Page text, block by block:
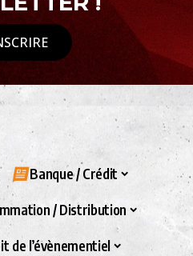
Banque / Crédit
/ Distribution
de l’évènementiel